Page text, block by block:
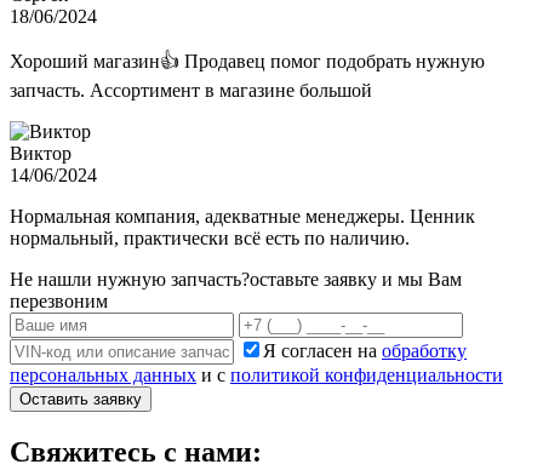
18/06/2024
Хороший магазин👍 Продавец помог подобрать нужную
запчасть. Ассортимент в магазине большой
Виктор
14/06/2024
Нормальная компания, адекватные менеджеры. Ценник
нормальный, практически всё есть по наличию.
Не нашли нужную запчасть?оставьте заявку и мы Вам
перезвоним
Я согласен на обработку
персональных данных и с политикой конфиденциальности
Оставить заявку
Свяжитесь с нами: